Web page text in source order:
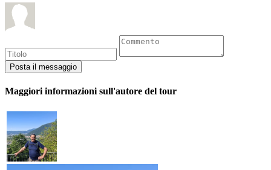
Maggiori informazioni sull'autore del tour